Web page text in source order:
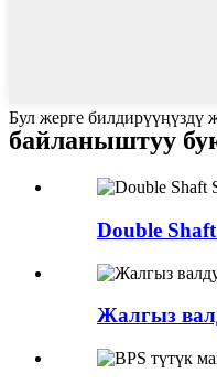
Бул жерге билдирүүңүздү
байланыштуу
Double
Жалгыз